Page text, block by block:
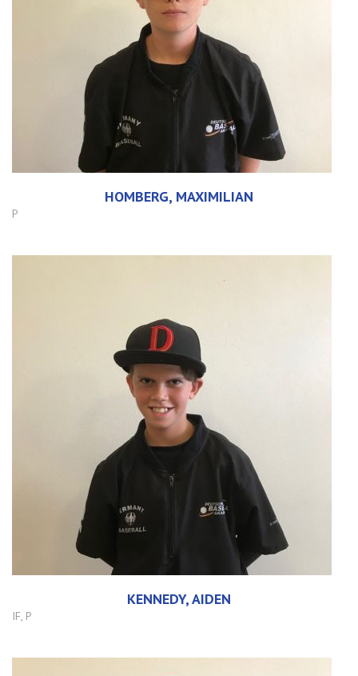
HOMBERG, MAXIMILIAN
P
KENNEDY, AIDEN
IF, P